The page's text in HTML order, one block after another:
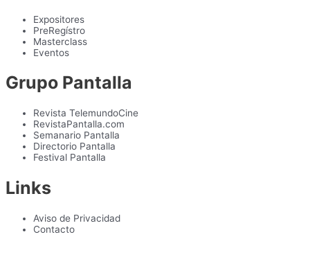
Expositores
PreRegístro
Masterclass
Eventos
Grupo Pantalla
Revista TelemundoCine
RevistaPantalla.com
Semanario Pantalla
Directorio Pantalla
Festival Pantalla
Links
Aviso de Privacidad
Contacto